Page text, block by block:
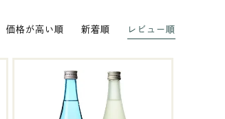
価格が高い順 新着順 レビュー順